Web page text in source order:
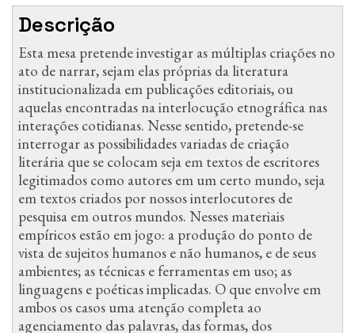
Descrição
Esta mesa pretende investigar as múltiplas criações no
ato de narrar, sejam elas próprias da literatura
institucionalizada em publicações editoriais, ou
aquelas encontradas na interlocução etnográfica nas
interações cotidianas. Nesse sentido, pretende-se
interrogar as possibilidades variadas de criação
literária que se colocam seja em textos de escritores
legitimados como autores em um certo mundo, seja
em textos criados por nossos interlocutores de
pesquisa em outros mundos. Nesses materiais
empíricos estão em jogo: a produção do ponto de
vista de sujeitos humanos e não humanos, e de seus
ambientes; as técnicas e ferramentas em uso; as
linguagens e poéticas implicadas. O que envolve em
ambos os casos uma atenção completa ao
agenciamento das palavras, das formas, dos